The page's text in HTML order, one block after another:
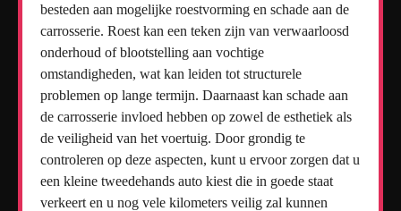
besteden aan mogelijke roestvorming en schade aan de
carrosserie. Roest kan een teken zijn van verwaarloosd
onderhoud of blootstelling aan vochtige
omstandigheden, wat kan leiden tot structurele
problemen op lange termijn. Daarnaast kan schade aan
de carrosserie invloed hebben op zowel de esthetiek als
de veiligheid van het voertuig. Door grondig te
controleren op deze aspecten, kunt u ervoor zorgen dat u
een kleine tweedehands auto kiest die in goede staat
verkeert en u nog vele kilometers veilig zal kunnen